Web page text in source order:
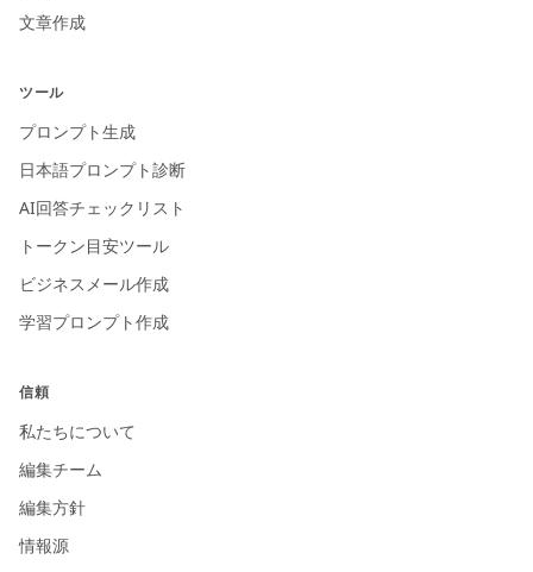
文章作成
ツール
プロンプト生成
日本語プロンプト診断
AI回答チェックリスト
トークン目安ツール
ビジネスメール作成
学習プロンプト作成
信頼
私たちについて
編集チーム
編集方針
情報源